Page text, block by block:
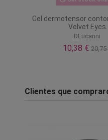
Gel dermotensor
Velvet Eyes
DLucanni
10,38 €20,75
Clientes que